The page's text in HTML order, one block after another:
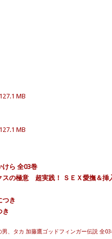
MB
MB
けら 全03巻
スの極意 超実践！ ＳＥＸ愛撫＆挿
つき
き
男、タカ 加藤鷹ゴッドフィンガー伝説 全